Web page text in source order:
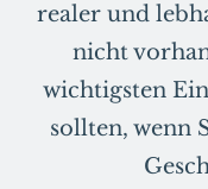
realer und
nicht
wichtigsten
sollten, wenn